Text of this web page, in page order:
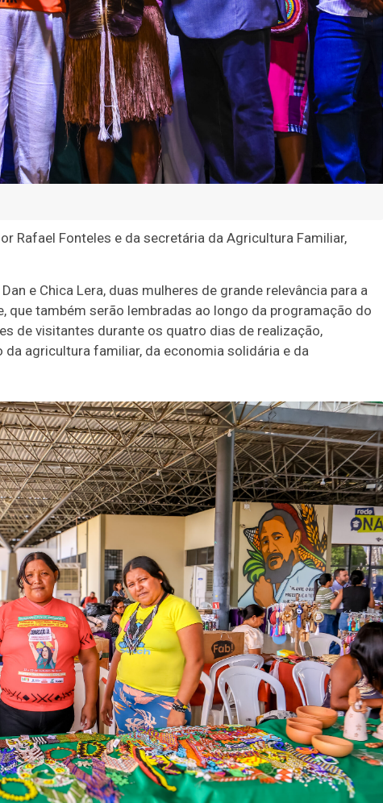
Rafael Fonteles e da secretária da Agricultura Familiar,
e Chica Lera, duas mulheres de grande relevância para a
também serão lembradas ao longo da programação do
de visitantes durante os quatro dias de realização,
agricultura familiar, da economia solidária e da